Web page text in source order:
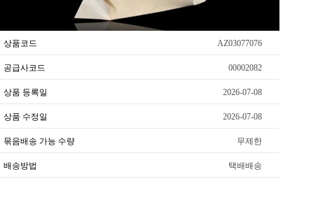
상품코드 AZ03077076
공급사코드 00002082
상품 등록일 2026-07-08
상품 수정일 2026-07-08
묶음배송 가능 수량 무제한
배송방법 택배배송